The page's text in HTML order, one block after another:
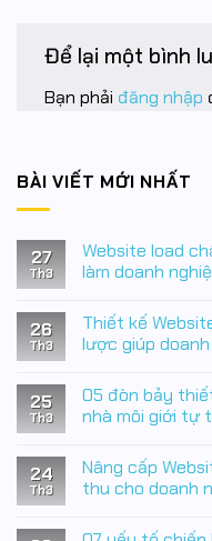
Để lại một bình
Bạn phải đăng nhập
BÀI VIẾT MỚI NHẤT
27
Th3
Website load
làm doanh
bình
luận
ở
chậm:
Điểm
nghẽn
đang
làm
doanh
26
Th3
Thiết kế
lược giúp
bình
luận
ở
Website
bất
động
25
Th3
05 đòn bảy
nhà môi giới tự
bình
luận
ở
24
Th3
Nâng cấp
thu cho doanh